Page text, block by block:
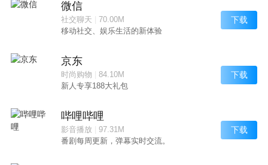
微信
社交聊天
70.00M
移动社交、娱乐生活的新体验
下载
京东
时尚购物
84.10M
新人专享188大礼包
下载
哔哩哔哩
影音播放
97.31M
番剧每周更新，弹幕实时交流。
下载